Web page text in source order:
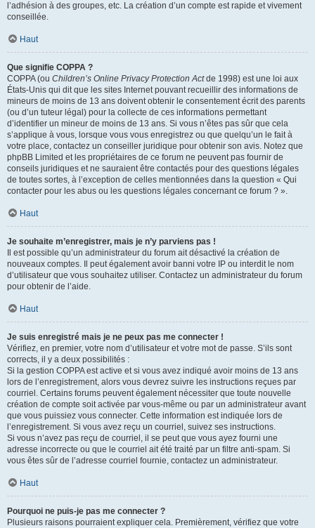
l’adhésion à des groupes, etc. La création d’un compte est rapide et vivement
conseillée.
Haut
Que signifie COPPA ?
COPPA (ou Children’s Online Privacy Protection Actde 1998) est une loi aux
États-Unis qui dit que les sites Internet pouvant recueillir des informations de
mineurs de moins de 13 ans doivent obtenir le consentement écrit des parents
(ou d’un tuteur légal) pour la collecte de ces informations permettant
d’identifier un mineur de moins de 13 ans. Si vous n’êtes pas sûr que cela
s’applique à vous, lorsque vous vous enregistrez ou que quelqu’un le fait à
votre place, contactez un conseiller juridique pour obtenir son avis. Notez que
phpBB Limited et les propriétaires de ce forum ne peuvent pas fournir de
conseils juridiques et ne sauraient être contactés pour des questions légales
de toutes sortes, à l’exception de celles mentionnées dans la question « Qui
contacter pour les abus ou les questions légales concernant ce forum ? ».
Haut
Je souhaite m’enregistrer, mais je n’y parviens pas !
Il est possible qu’un administrateur du forum ait désactivé la création de
nouveaux comptes. Il peut également avoir banni votre IP ou interdit le nom
d’utilisateur que vous souhaitez utiliser. Contactez un administrateur du forum
pour obtenir de l’aide.
Haut
Je suis enregistré mais je ne peux pas me connecter !
Vérifiez, en premier, votre nom d’utilisateur et votre mot de passe. S’ils sont
corrects, il y a deux possibilités :
Si la gestion COPPA est active et si vous avez indiqué avoir moins de 13 ans
lors de l’enregistrement, alors vous devrez suivre les instructions reçues par
courriel. Certains forums peuvent également nécessiter que toute nouvelle
création de compte soit activée par vous-même ou par un administrateur avant
que vous puissiez vous connecter. Cette information est indiquée lors de
l’enregistrement. Si vous avez reçu un courriel, suivez ses instructions.
Si vous n’avez pas reçu de courriel, il se peut que vous ayez fourni une
adresse incorrecte ou que le courriel ait été traité par un filtre anti-spam. Si
vous êtes sûr de l’adresse courriel fournie, contactez un administrateur.
Haut
Pourquoi ne puis-je pas me connecter ?
Plusieurs raisons pourraient expliquer cela. Premièrement, vérifiez que votre